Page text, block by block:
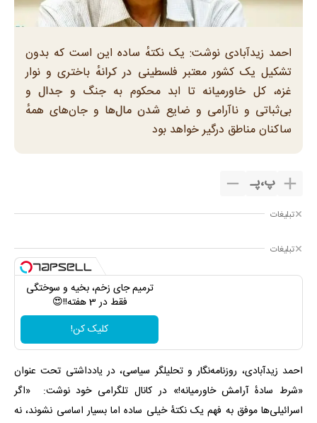
احمد زیدآبادی نوشت: یک نکتهٔ ساده این است که بدون
تشکیل یک کشور معتبر فلسطینی در کرانهٔ باختری و نوار
غزه، کل خاورمیانه تا ابد محکوم به جنگ و جدال و
بی‌ثباتی و ناآرامی و ضایع شدن مال‌ها و جان‌های همهٔ
ساکنان مناطق درگیر خواهد بود
پ،پـ
تبلیغات
تبلیغات
ترمیم جای زخم، بخیه و سوختگی
فقط در 3 هفته!!😍
کلیک کن!
احمد زیدآبادی، روزنامه‌نگار و تحلیلگر سیاسی، در یادداشتی تحت عنوان
«شرط سادهٔ آرامش خاورمیانه!» در کانال تلگرامی خود نوشت: «اگر
اسرائیلی‌ها موفق به فهم یک نکتهٔ خیلی ساده اما بسیار اساسی نشوند، نه